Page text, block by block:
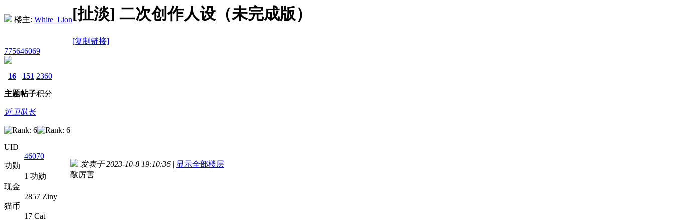
楼主: White_Lion[扯淡] 二次创作人设（未完成版）
[复制链接]
775646069
16
主题
151
帖子
2360
积分
近卫队长
UID
46070
功勋
1 功勋
现金
2857 Ziny
猫币
17 Cat
发表于 2023-10-8 19:10:36 | 显示全部楼层
敲厉害